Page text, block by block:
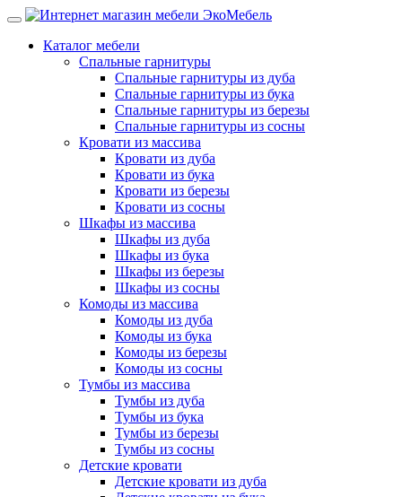
Каталог мебели
Спальные гарнитуры
Спальные гарнитуры из дуба
Спальные гарнитуры из бука
Спальные гарнитуры из березы
Спальные гарнитуры из сосны
Кровати из массива
Кровати из дуба
Кровати из бука
Кровати из березы
Кровати из сосны
Шкафы из массива
Шкафы из дуба
Шкафы из бука
Шкафы из березы
Шкафы из сосны
Комоды из массива
Комоды из дуба
Комоды из бука
Комоды из березы
Комоды из сосны
Тумбы из массива
Тумбы из дуба
Тумбы из бука
Тумбы из березы
Тумбы из сосны
Детские кровати
Детские кровати из дуба